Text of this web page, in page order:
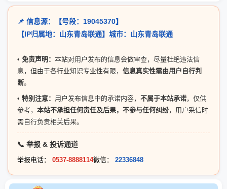
📌 信息源：【号段：19045370】
【IP归属地：山东青岛联通】城市：山东青岛联通
• 免责声明： 本站对用户发布的信息会做审查，尽量杜绝违法信
息，但由于各行业知识专业性有限， 信息真实性需由用户自行判
断。
• 特别注意： 用户发布信息中的承诺内容， 不属于本站承诺，仅供
参考， 本站不承担任何责任及后果，不参与任何纠纷，用户采信时
需自行负责相关后果。
📞 举报 & 投诉通道
举报电话： 0537-8888114微信： 22336848